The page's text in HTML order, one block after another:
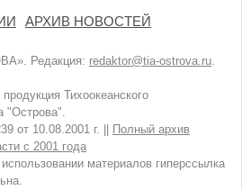
АРХИВ НОВОСТЕЙ
Редакция: redaktor@tia-ostrova.ru.
Тихоокеанского
"Острова".
от 10.08.2001 г. ||
Полный архив
с 2001 года
материалов гиперссылка